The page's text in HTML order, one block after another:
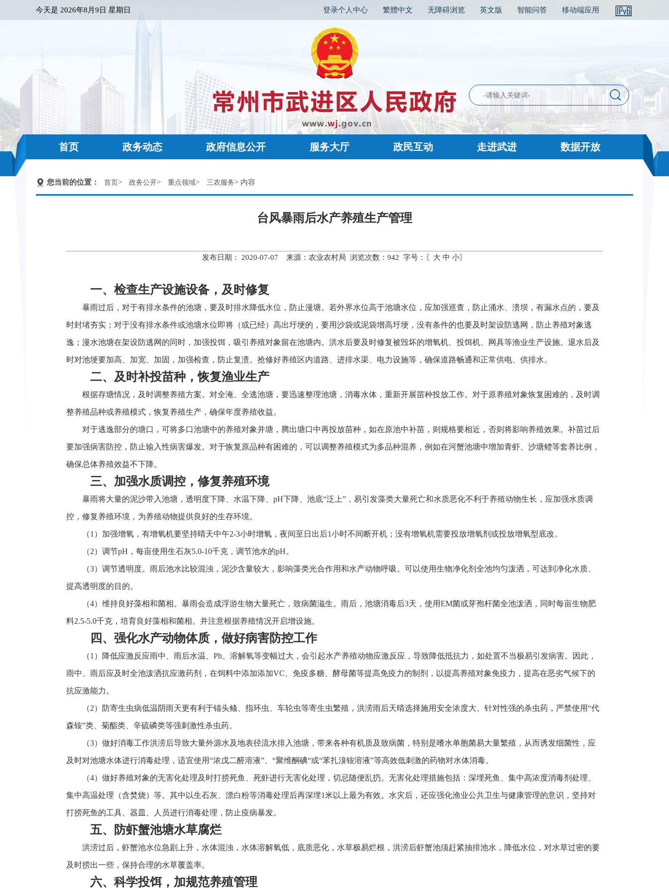
今天是 2026年8月9日 星期日 登录个人中心 繁體中文 无障碍浏览 英文版 智能问答 移动端应用
首页 政务动态 政府信息公开 服务大厅 政民互动 走进武进 数据开放
您当前的位置： 首页> 政务公开> 重点领域> 三农服务> 内容
台风暴雨后水产养殖生产管理
发布日期： 2020-07-07 来源：农业农村局 浏览次数： 942 字号：〖 大 中 小〗
一、检查生产设施设备，及时修复
暴雨过后，对于有排水条件的池塘，要及时排水降低水位，防止漫塘。若外界水位高于池塘水位，应加强巡查，防止涌水、溃坝，有漏水点的，要及
时封堵夯实；对于没有排水条件或池塘水位即将（或已经）高出圩埂的，要用沙袋或泥袋增高圩埂，没有条件的也要及时架设防逃网，防止养殖对象逃
逸；漫水池塘在架设防逃网的同时，加强投饵，吸引养殖对象留在池塘内。洪水后要及时修复被毁坏的增氧机、投饵机、网具等渔业生产设施。退水后及
时对池埂要加高、加宽、加固，加强检查，防止复溃。抢修好养殖区内道路、进排水渠、电力设施等，确保道路畅通和正常供电、供排水。
二、及时补投苗种，恢复渔业生产
根据存塘情况，及时调整养殖方案。对全淹、全逃池塘，要迅速整理池塘，消毒水体，重新开展苗种投放工作。对于原养殖对象恢复困难的，及时调
整养殖品种或养殖模式，恢复养殖生产，确保年度养殖收益。
对于逃逸部分的塘口，可将多口池塘中的养殖对象并塘，腾出塘口中再投放苗种，如在原池中补苗，则规格要相近，否则将影响养殖效果。补苗过后
要加强病害防控，防止输入性病害爆发。对于恢复原品种有困难的，可以调整养殖模式为多品种混养，例如在河蟹池塘中增加青虾、沙塘鳢等套养比例，
确保总体养殖效益不下降。
三、加强水质调控，修复养殖环境
暴雨将大量的泥沙带入池塘，透明度下降、水温下降、pH下降、池底“泛上”，易引发藻类大量死亡和水质恶化不利于养殖动物生长，应加强水质调
控，修复养殖环境，为养殖动物提供良好的生存环境。
（1）加强增氧，有增氧机要坚持晴天中午2-3小时增氧，夜间至日出后1小时不间断开机；没有增氧机需要投放增氧剂或投放增氧型底改。
（2）调节pH，每亩使用生石灰5.0-10千克，调节池水的pH。
（3）调节透明度。雨后池水比较混浊，泥沙含量较大，影响藻类光合作用和水产动物呼吸。可以使用生物净化剂全池均匀泼洒，可达到净化水质、
提高透明度的目的。
（4）维持良好藻相和菌相。暴雨会造成浮游生物大量死亡，致病菌滋生。雨后，池塘消毒后3天，使用EM菌或芽孢杆菌全池泼洒，同时每亩生物肥
料2.5-5.0千克，培育良好藻相和菌相。并注意根据养殖情况开启增设施。
四、强化水产动物体质，做好病害防控工作
（1）降低应激反应雨中、雨后水温、Ph、溶解氧等变幅过大，会引起水产养殖动物应激反应，导致降低抵抗力，如处置不当极易引发病害。因此，
雨中、雨后应及时全池泼洒抗应激药剂，在饲料中添加添加VC、免疫多糖、酵母菌等提高免疫力的制剂，以提高养殖对象免疫力，提高在恶劣气候下的
抗应激能力。
（2）防寄生虫病低温阴雨天更有利于锚头鳋、指环虫、车轮虫等寄生虫繁殖，洪涝雨后天晴选择施用安全浓度大、针对性强的杀虫药，严禁使用“代
森铵”类、菊酯类、辛硫磷类等强刺激性杀虫药。
（3）做好消毒工作洪涝后导致大量外源水及地表径流水排入池塘，带来各种有机质及致病菌，特别是嗜水单胞菌易大量繁殖，从而诱发细菌性，应
及时对池塘水体进行消毒处理，适宜使用“浓戊二醛溶液”、“聚维酮碘“或“苯扎溴铵溶液”等高效低刺激的药物对水体消毒。
（4）做好养殖对象的无害化处理及时打捞死鱼、死虾进行无害化处理，切忌随便乱扔。无害化处理措施包括：深埋死鱼、集中高浓度消毒剂处理、
集中高温处理（含焚烧）等。其中以生石灰、漂白粉等消毒处理后再深埋1米以上最为有效。水灾后，还应强化渔业公共卫生与健康管理的意识，坚持对
打捞死鱼的工具、器皿、人员进行消毒处理，防止疫病暴发。
五、防虾蟹池塘水草腐烂
洪涝过后，虾蟹池水位急剧上升，水体混浊，水体溶解氧低，底质恶化，水草极易烂根，洪涝后虾蟹池须赶紧抽排池水，降低水位，对水草过密的要
及时捞出一些，保持合理的水草覆盖率。
六、科学投饵，加规范养殖管理